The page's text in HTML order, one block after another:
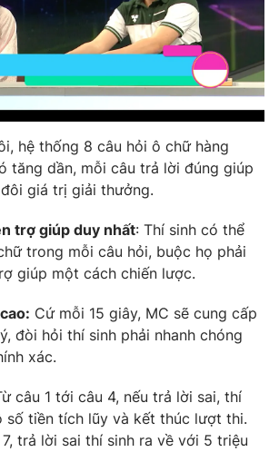
hệ thống 8 câu hỏi ô chữ hàng
tăng dần, mỗi câu trả lời đúng giúp
giá trị giải thưởng.
trợ giúp duy nhất: Thí sinh có thể
trong mỗi câu hỏi, buộc họ phải
giúp một cách chiến lược.
Cứ mỗi 15 giây, MC sẽ cung cấp
đòi hỏi thí sinh phải nhanh chóng
xác.
câu 1 tới câu 4, nếu trả lời sai, thí
số tiền tích lũy và kết thúc lượt thi.
trả lời sai thí sinh ra về với 5 triệu